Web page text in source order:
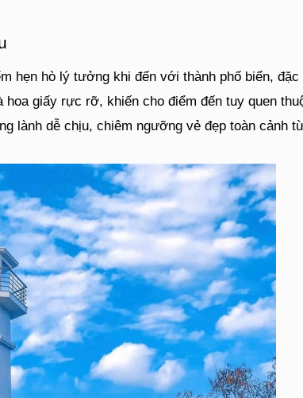
hẹn hò lý tưởng khi đến với thành phố biển,
hoa giấy rực rỡ, khiến cho điểm đến tuy quen
lành dễ chịu, chiêm ngưỡng vẻ đẹp toàn cảnh